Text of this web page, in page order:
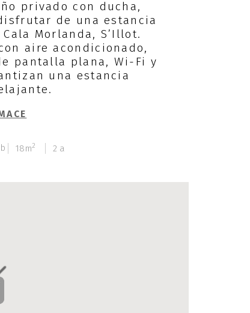
privado con ducha,
de una estancia
Morlanda, S’Illot.
aire acondicionado,
pantalla plana, Wi-Fi y
una estancia
18m2 2 a